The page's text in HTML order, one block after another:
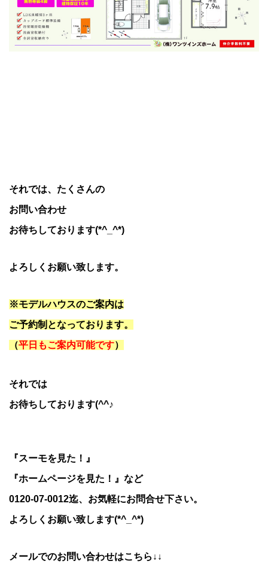
それでは、たくさんの
お問い合わせ
お待ちしております(*^_^*)
よろしくお願い致します。
※モデルハウスのご案内は
ご予約制となっております。
（平日もご案内可能です）
それでは
お待ちしております(^^♪
『スーモを見た！』
『ホームページを見た！』など
0120-07-0012迄、お気軽にお問合せ下さい。
よろしくお願い致します(*^_^*)
メールでのお問い合わせはこちら↓↓